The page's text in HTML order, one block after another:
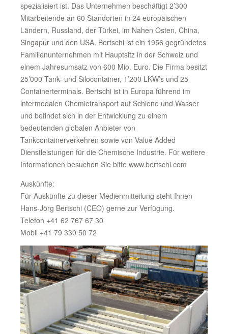
spezialisiert ist. Das Unternehmen beschäftigt 2’300
Mitarbeitende an 60 Standorten in 24 europäischen
Ländern, Russland, der Türkei, im Nahen Osten, China,
Singapur und den USA. Bertschi ist ein 1956 gegründetes
Familienunternehmen mit Hauptsitz in der Schweiz und
einem Jahresumsatz von 600 Mio. Euro. Die Firma besitzt
25’000 Tank- und Silocontainer, 1’200 LKW’s und 25
Containerterminals. Bertschi ist in Europa führend im
intermodalen Chemietransport auf Schiene und Wasser
und befindet sich in der Entwicklung zu einem
bedeutenden globalen Anbieter von
Tankcontainerverkehren sowie von Value Added
Dienstleistungen für die Chemische Industrie. Für weitere
Informationen besuchen Sie bitte www.bertschi.com
Auskünfte:
Für Auskünfte zu dieser Medienmitteilung steht Ihnen
Hans-Jörg Bertschi (CEO) gerne zur Verfügung.
Telefon +41 62 767 67 30
Mobil +41 79 330 50 72